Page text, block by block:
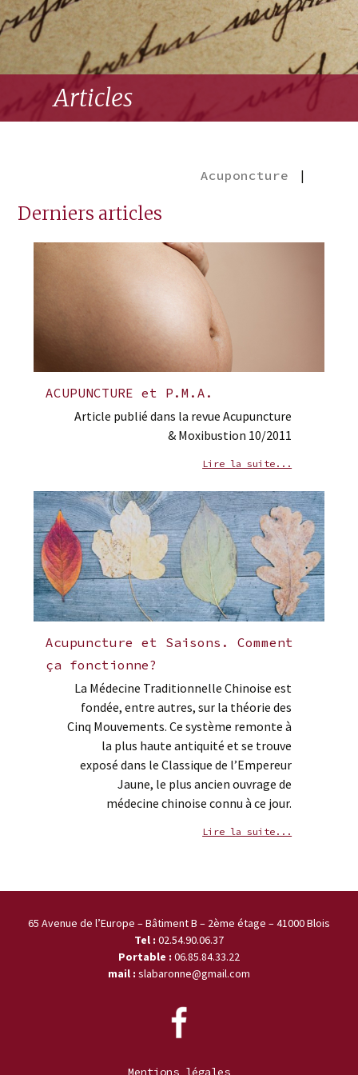
Articles
Acuponcture |
Derniers articles
ACUPUNCTURE et P.M.A.
Article publié dans la revue Acupuncture
& Moxibustion 10/2011
Lire la suite...
Acupuncture et Saisons. Comment
ça fonctionne?
La Médecine Traditionnelle Chinoise est
fondée, entre autres, sur la théorie des
Cinq Mouvements. Ce système remonte à
la plus haute antiquité et se trouve
exposé dans le Classique de l’Empereur
Jaune, le plus ancien ouvrage de
médecine chinoise connu à ce jour.
Lire la suite...
65 Avenue de l’Europe – Bâtiment B – 2ème étage – 41000 Blois
Tel : 02.54.90.06.37
Portable : 06.85.84.33.22
mail : slabaronne@gmail.com
Mentions légales